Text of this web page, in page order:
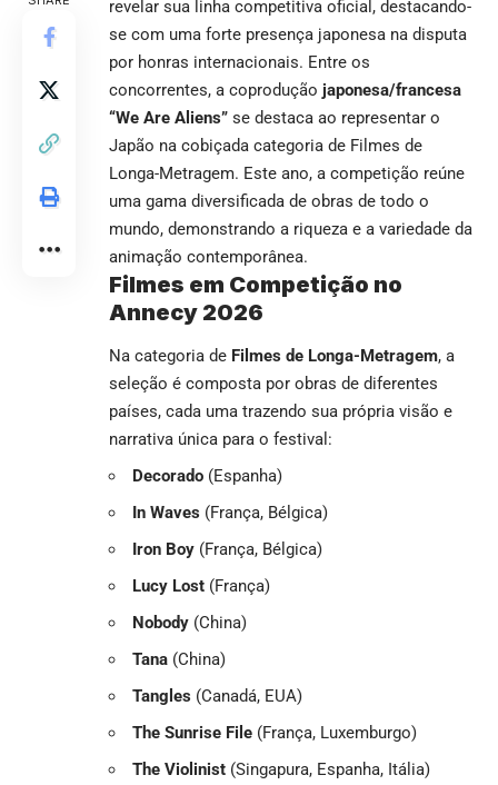
revelar sua linha competitiva oficial, destacando-
se com uma forte presença japonesa na disputa
por honras internacionais. Entre os
concorrentes, a coprodução japonesa/francesa
“We Are Aliens” se destaca ao representar o
Japão na cobiçada categoria de Filmes de
Longa-Metragem. Este ano, a competição reúne
uma gama diversificada de obras de todo o
mundo, demonstrando a riqueza e a variedade da
animação contemporânea.
Filmes em Competição no
Annecy 2026
Na categoria de Filmes de Longa-Metragem, a
seleção é composta por obras de diferentes
países, cada uma trazendo sua própria visão e
narrativa única para o festival:
Decorado (Espanha)
In Waves (França, Bélgica)
Iron Boy (França, Bélgica)
Lucy Lost (França)
Nobody (China)
Tana (China)
Tangles (Canadá, EUA)
The Sunrise File (França, Luxemburgo)
The Violinist (Singapura, Espanha, Itália)